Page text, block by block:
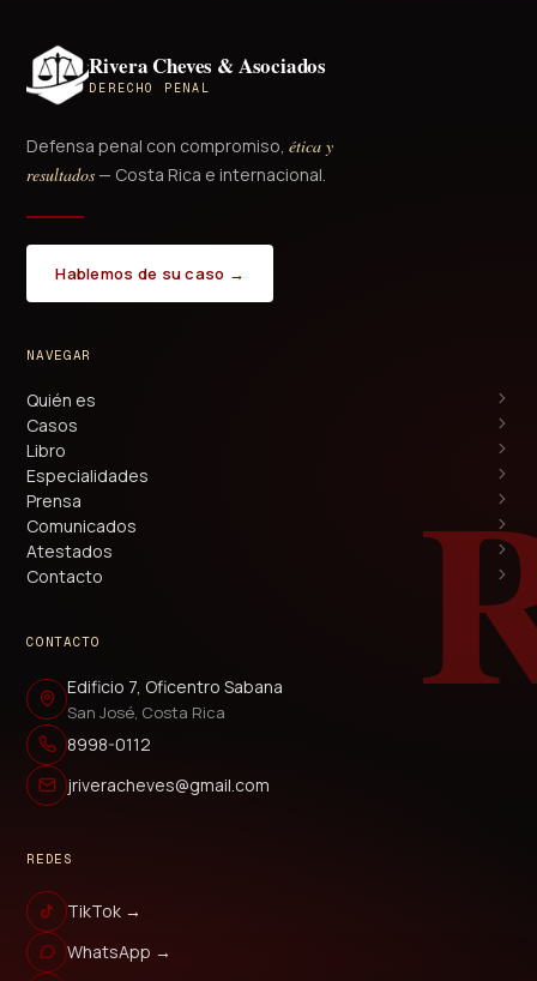
Rivera Cheves & Asociados
DERECHO PENAL
Defensa penal con compromiso, ética y
resultados— Costa Rica e internacional.
Hablemos de su caso →
NAVEGAR
Quién es
Casos
Libro
Especialidades
Prensa
Comunicados
Atestados
Contacto
CONTACTO
Edificio 7, Oficentro Sabana
San José, Costa Rica
8998-0112
jriveracheves@gmail.com
REDES
TikTok →
WhatsApp →